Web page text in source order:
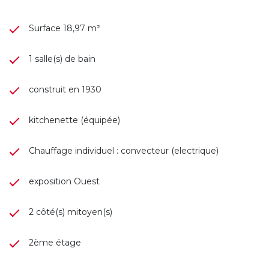
Surface 18,97 m²
1 salle(s) de bain
construit en 1930
kitchenette (équipée)
Chauffage individuel : convecteur (electrique)
exposition Ouest
2 côté(s) mitoyen(s)
2ème étage